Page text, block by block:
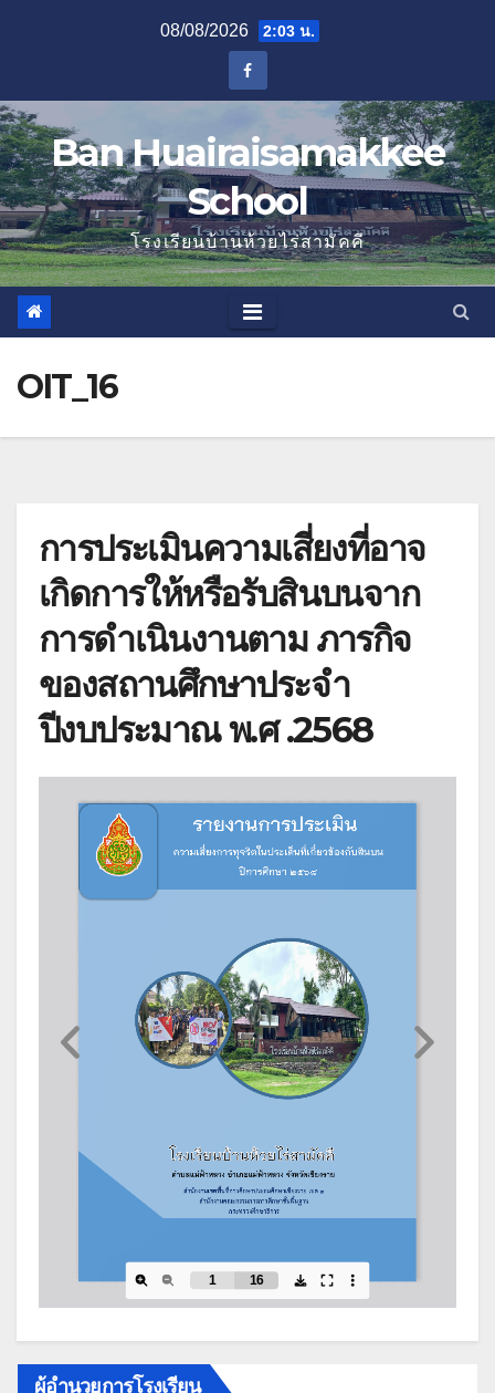
08/08/2026 2:03 น.
Ban Huairaisamakkee
School
โรงเรียนบ้านห้วยไร่สามัคคี
OIT_16
การประเมินความเสี่ยงที่อาจ
เกิดการให้หรือรับสินบนจาก
การดำเนินงานตาม ภารกิจ
ของสถานศึกษาประจำ
ปีงบประมาณ พ.ศ .2568
ผู้อำนวยการโรงเรียน